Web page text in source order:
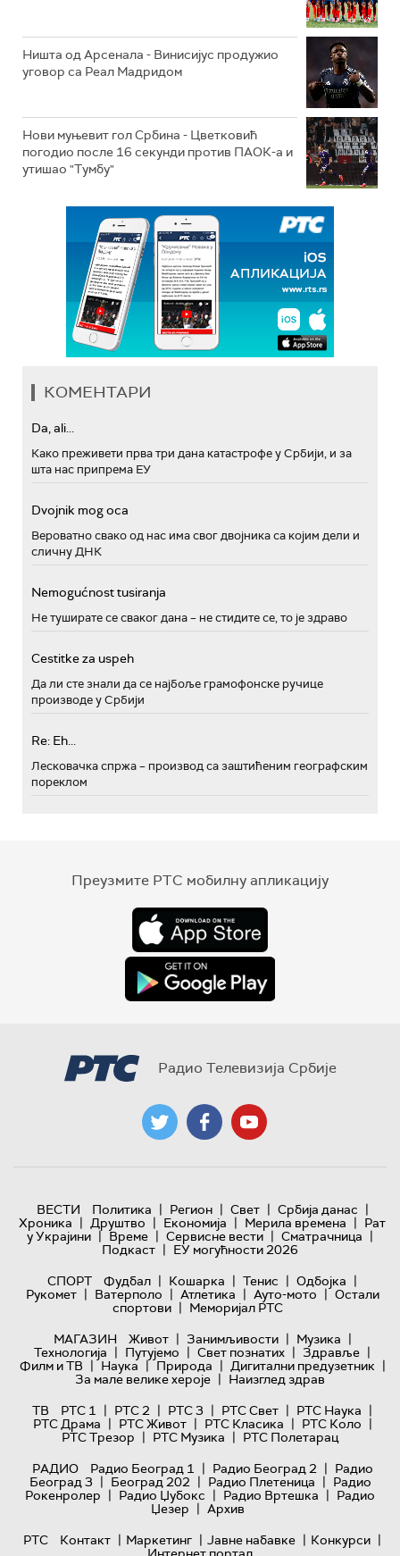
Ништа од Арсенала - Винисијус продужио
уговор са Реал Мадридом
Нови муњевит гол Србина - Цветковић
погодио после 16 секунди против ПАОК-а и
утишао "Тумбу"
КОМЕНТАРИ
Da, ali...
Како преживети прва три дана катастрофе у Србији, и за
шта нас припрема ЕУ
Dvojnik mog oca
Вероватно свако од нас има свог двојника са којим дели и
сличну ДНК
Nemogućnost tusiranja
Не туширате се сваког дана – не стидите се, то је здраво
Cestitke za uspeh
Да ли сте знали да се најбоље грамофонске ручице
производе у Србији
Re: Eh...
Лесковачка спржа – производ са заштићеним географским
пореклом
Преузмите РТС мобилну апликацију
Радио Телевизија Србије
ВЕСТИ Политика | Регион | Свет | Србија данас |
Хроника | Друштво | Економија | Мерила времена | Рат
у Украјини | Време | Сервисне вести | Сматрачница |
Подкаст | ЕУ могућности 2026
СПОРТ
Фудбал | Кошарка | Тенис | Одбојка |
Рукомет | Ватерполо | Атлетика | Ауто-мото | Остали
спортови | Меморијал РТС
МАГАЗИН
Живот | Занимљивости | Музика |
Технологијa | Путујемо | Свет познатих | Здравље |
Филм и ТВ | Наука | Природа | Дигитални предузетник |
За мале велике хероје | Наизглед здрав
ТВ
РТС 1 | РТС 2 | РТС 3 | РТС Свет | РТС Наука |
РТС Драма | РТС Живот | РТС Класика | РТС Коло |
РТС Трезор | РТС Музика | РТС Полетарац
РАДИО
Радио Београд 1 | Радио Београд 2 | Радио
Београд 3 | Београд 202 | Радио Плетеница | Радио
Рокенролер | Радио Џубокс | Радио Вртешка | Радио
Џезер | Архив
РТС
Контакт | Маркетинг | Јавне набавке | Конкурси |